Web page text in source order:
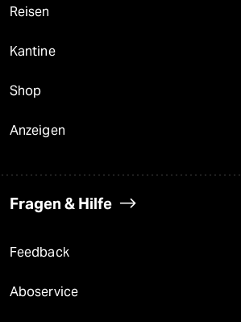
Reisen
Kantine
Shop
Anzeigen
Fragen & Hilfe
Feedback
Aboservice